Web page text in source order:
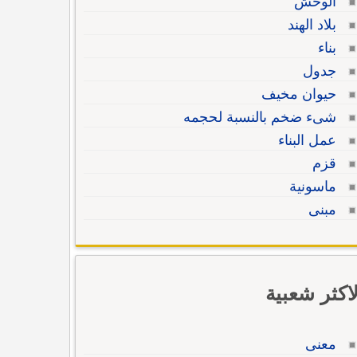
بلاد الهند
بناء
جدول
حيوان مخيف
شىء ضخم بالنسبة لحجمه
عمل البناء
قزم
ماسونية
مبنى
شعبية
معنى